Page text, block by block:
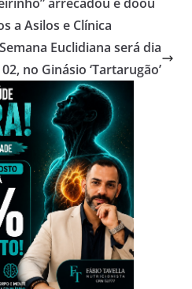
a Asilos e Clínica
Euclidiana será dia
02, no Ginásio ‘Tartarugão’